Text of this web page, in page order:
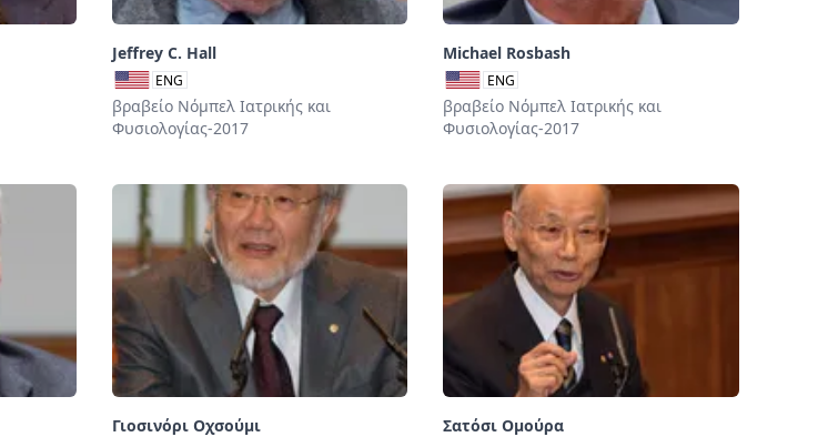
Jeffrey C. Hall
ENG
βραβείο Νόμπελ Ιατρικής και
Φυσιολογίας-2017
Michael Rosbash
ENG
βραβείο Νόμπελ Ιατρικής και
Φυσιολογίας-2017
Γιοσινόρι Οχσούμι Σατόσι Ομούρα